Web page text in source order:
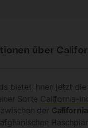
über
bietet Ihnen jetzt
Sorte California-
der